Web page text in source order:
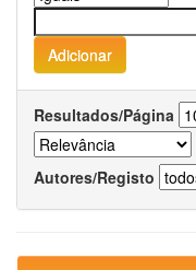
Resultados/Página
Autores/Registo